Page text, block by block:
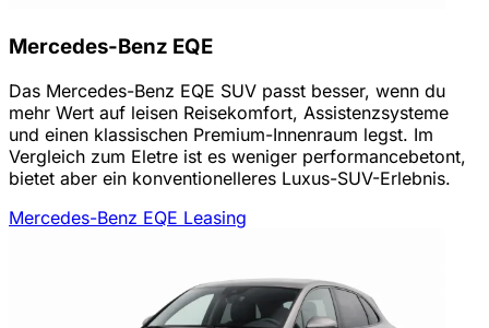
Mercedes-Benz EQE
Das Mercedes-Benz EQE SUV passt besser, wenn du
mehr Wert auf leisen Reisekomfort, Assistenzsysteme
und einen klassischen Premium-Innenraum legst. Im
Vergleich zum Eletre ist es weniger performancebetont,
bietet aber ein konventionelleres Luxus-SUV-Erlebnis.
Mercedes-Benz EQE Leasing